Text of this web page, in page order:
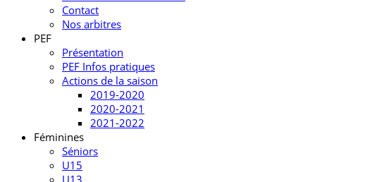
Contact
Nos arbitres
PEF
Présentation
PEF Infos pratiques
Actions de la saison
2019-2020
2020-2021
2021-2022
Féminines
Séniors
U15
U13